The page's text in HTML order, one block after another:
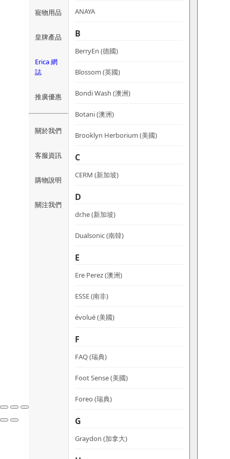
寵物用品
皇牌產品
Erica 網
誌
推廣優惠
關於我們
客服資訊
購物說明
關注我們
ANAYA
B
BerryEn (德國)
Blossom (英國)
Bondi Wash (澳洲)
Botani (澳洲)
Brooklyn Herborium (美國)
C
CERM (新加坡)
D
dr.he (新加坡)
Dualsonic (南韓)
E
Ere Perez (澳洲)
ESSE (南非)
évolué (美國)
F
FAQ (瑞典)
Foot Sense (美國)
Foreo (瑞典)
G
Graydon (加拿大)